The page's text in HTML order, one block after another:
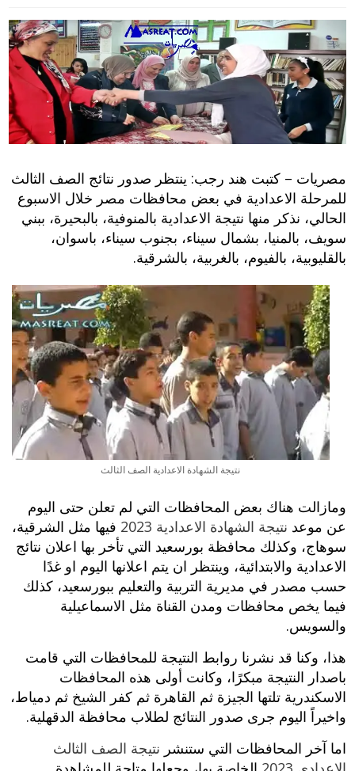
مصريات – كتبت هند رجب: ينتظر صدور نتائج الصف الثالث
للمرحلة الاعدادية في بعض محافظات مصر خلال الاسبوع
الحالي، نذكر منها نتيجة الاعدادية بالمنوفية، بالبحيرة، ببني
سويف، بالمنيا، بشمال سيناء، بجنوب سيناء، باسوان،
بالقليوبية، بالفيوم، بالغربية، بالشرقية.
نتيجة الشهادة الاعدادية الصف الثالث
ومازالت هناك بعض المحافظات التي لم تعلن حتى اليوم
عن موعد نتيجة الشهادة الاعدادية 2023
فيها مثل الشرقية،
سوهاج، وكذلك محافظة بورسعيد التي تأخر بها اعلان نتائج
الاعدادية والابتدائية، وينتظر ان يتم اعلانها اليوم او غدًا
حسب مصدر في مديرية التربية والتعليم ببورسعيد، كذلك
فيما يخص محافظات ومدن القناة مثل الاسماعيلية
والسويس.
هذا، وكنا قد نشرنا روابط النتيجة للمحافظات التي قامت
باصدار النتيجة مبكرًا، وكانت أولى هذه المحافظات
الاسكندرية تلتها الجيزة ثم القاهرة ثم كفر الشيخ ثم دمياط،
واخيراً اليوم جرى صدور النتائج لطلاب محافظة الدقهلية.
اما آخر المحافظات التي ستنشر نتيجة الصف الثالث